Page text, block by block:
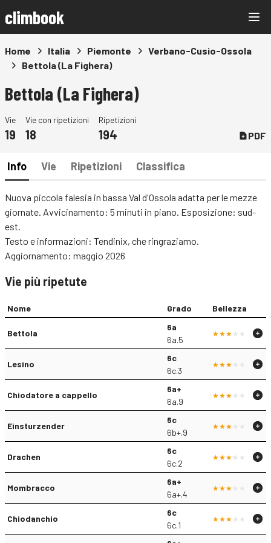
climbook
Home Italia Piemonte
Verbano-Cusio-Ossola
Bettola (La Fighera)
Bettola (La Fighera)
Vie
19
Vie con ripetizioni
18
Ripetizioni
194 PDF
Info Vie Ripetizioni Classifica
Nuova piccola falesia in bassa Val d'Ossola adatta per le mezze
giornate. Avvicinamento: 5 minuti in piano. Esposizione: sud-
est.
Testo e informazioni: Tendinix, che ringraziamo.
Aggiornamento: maggio 2026
Vie più ripetute
Nome Grado Bellezza
Bettola
6a
6a.5
Lesino
6c
6c.3
Chiodatore a cappello
6a+
6a.9
Einsturzender
6c
6b+.9
Drachen
6c
6c.2
Mombracco
6a+
6a+.4
Chiodanchio
6c
6c.1